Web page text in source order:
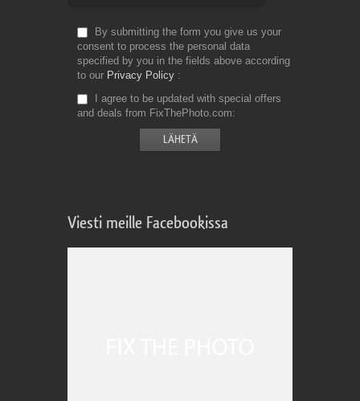
By submitting the form you give us your
consent to process the personal data
specified by you in the fields above according
to our Privacy Policy
I agree to be updated with special offers
and deals from FixThePhoto.com
Viesti meille Facebookissa